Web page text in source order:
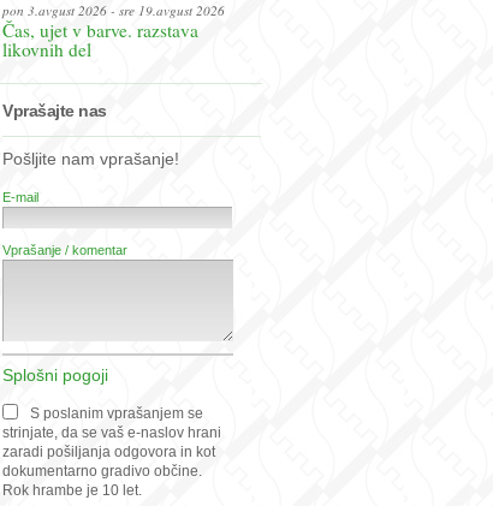
pon 3.avgust 2026 - sre 19.avgust 2026
Čas, ujet v barve. razstava
likovnih del
Vprašajte nas
Pošljite nam vprašanje!
E-mail
Vprašanje / komentar
Splošni pogoji
S poslanim vprašanjem se
strinjate, da se vaš e-naslov hrani
zaradi pošiljanja odgovora in kot
dokumentarno gradivo občine.
Rok hrambe je 10 let.